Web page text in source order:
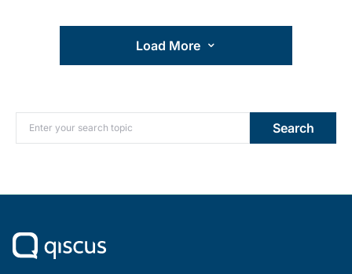
Load More
Search for: Search